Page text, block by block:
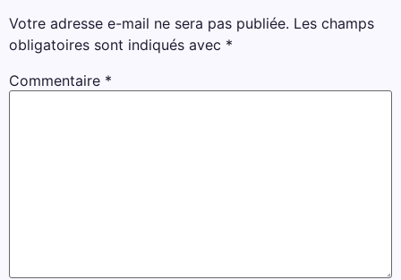
Votre adresse e-mail ne sera pas publiée. Les champs
obligatoires sont indiqués avec *
Commentaire *